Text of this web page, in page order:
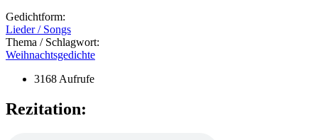
Gedichtform:
Lieder / Songs
Thema / Schlagwort:
Weihnachtsgedichte
3168 Aufrufe
Rezitation: